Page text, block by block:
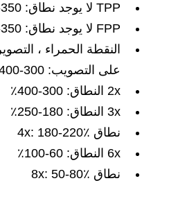
TPP لا يوجد نطاق: 350-400٪
FPP لا يوجد نطاق: 350-400٪
النقطة الحمراء ،
على التصويب: 300-400٪
2x النطاق: 300-400٪
3x النطاق: 180-250٪
نطاق 4x: 180-220٪
6x النطاق: 60-100٪
نطاق 8x: 50-80٪